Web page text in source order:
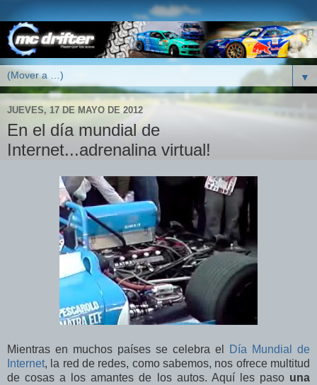
▼
JUEVES, 17 DE MAYO DE 2012
En el día mundial de
Internet...adrenalina virtual!
Mientras en muchos países se celebra el
Día Mundial de
Internet, la red de redes, como sabemos, nos ofrece multitud
de cosas a los amantes de los autos. Aquí les paso una